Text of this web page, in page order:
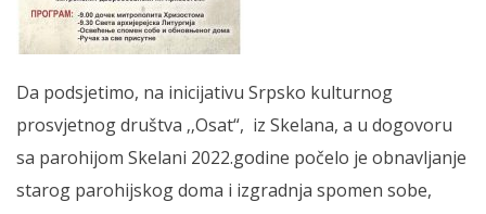
Da podsjetimo, na inicijativu Srpsko kulturnog
prosvjetnog društva ‚‚Osat“, iz Skelana, a u dogovoru
sa parohijom Skelani 2022.godine počelo je obnavljanje
starog parohijskog doma i izgradnja spomen sobe,